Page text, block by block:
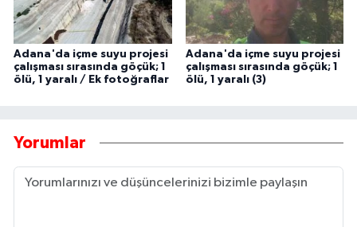
Adana'da içme suyu projesi
çalışması sırasında göçük; 1
ölü, 1 yaralı / Ek fotoğraflar
Adana'da içme suyu projesi
çalışması sırasında göçük; 1
ölü, 1 yaralı (3)
Yorumlar